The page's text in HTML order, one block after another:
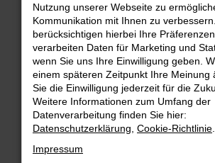
Fehler: Network Error
Beim Laden ist ein Fehler
Hier sind ein paar Tipps, die dir
Überprüfe deine Firewall und
Internetverbindung.
Laden andere Webseiten, zum
Suchmaschine?
Nutzung unserer Webseite zu
Kommunikation mit Ihnen zu
berücksichtigen hierbei Ihre
verarbeiten Daten für Marketing und
wenn Sie uns Ihre Einwilligung geben.
einem späteren Zeitpunkt Ihre Meinung
Sie die Einwilligung jederzeit für die
Weitere Informationen zum Umfang der
Datenverarbeitung finden Sie hier:
Datenschutzerklärung Cookie-Richtlinie
Impressum